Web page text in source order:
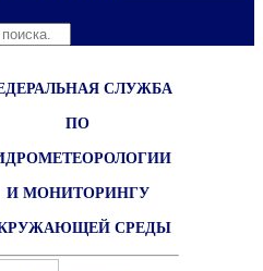
СЛУЖБА
ПО
И МОНИТОРИНГУ
СРЕДЫ